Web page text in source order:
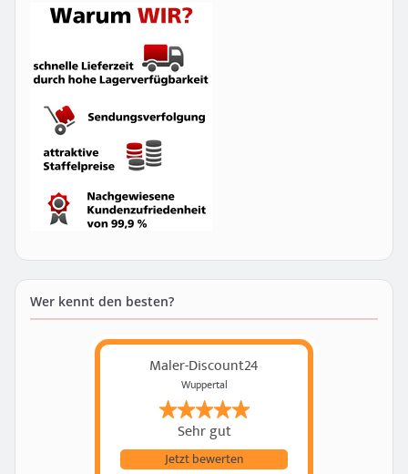
Wer kennt den besten?
Maler-Discount24
Wuppertal
Sehr gut
Jetzt bewerten